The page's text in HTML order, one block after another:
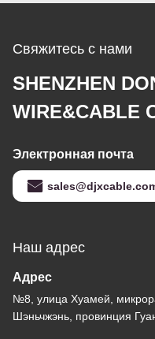
Свяжитесь с нами
SHENZHEN
WIRE&CABLE
Электронная почта
Наш адрес
Адрес
№8, улица Хуамей,
Шэньчжэнь, провинция